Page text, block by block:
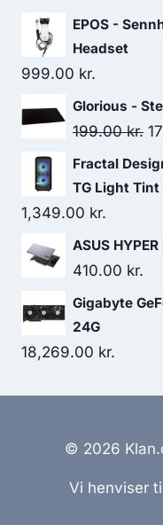
EPOS -
Headset
999.00 kr.
Glorious -
199.00kr.
Fractal
TG Light Tint
1,349.00 kr.
ASUS
410.00 kr.
Gigabyte
24G
18,269.00 kr.
© 2026
Vi henviser